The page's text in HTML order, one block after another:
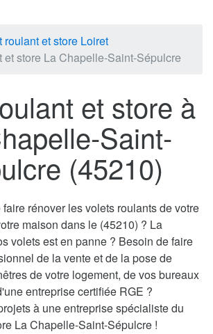
roulant et store Loiret
et store La Chapelle-Saint-Sépulcre
et store à
Saint-
(45210)
rénover les volets roulants de votre
maison dans le (45210) ? La
volets est en panne ? Besoin de faire
de la vente et de la pose de
de votre logement, de vos bureaux
entreprise certifiée RGE ?
à une entreprise spécialiste du
La Chapelle-Saint-Sépulcre !